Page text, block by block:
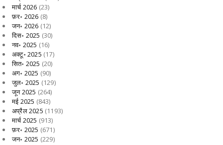
मार्च 2026 (23)
फ़र॰ 2026 (8)
जन॰ 2026 (12)
दिस॰ 2025 (30)
नव॰ 2025 (16)
अक्टू॰ 2025 (17)
सित॰ 2025 (20)
अग॰ 2025 (90)
जुल॰ 2025 (129)
जून 2025 (264)
मई 2025 (843)
अप्रैल 2025 (1193)
मार्च 2025 (913)
फ़र॰ 2025 (671)
जन॰ 2025 (229)